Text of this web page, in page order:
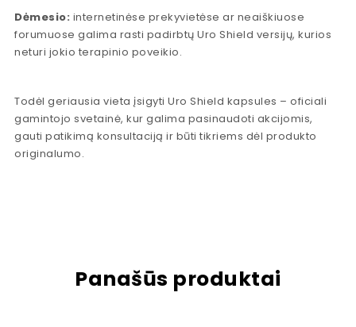
Dėmesio: internetinėse prekyvietėse ar neaiškiuose
forumuose galima rasti padirbtų Uro Shield versijų, kurios
neturi jokio terapinio poveikio.
Todėl geriausia vieta įsigyti Uro Shield kapsules – oficiali
gamintojo svetainė, kur galima pasinaudoti akcijomis,
gauti patikimą konsultaciją ir būti tikriems dėl produkto
originalumo.
Panašūs produktai